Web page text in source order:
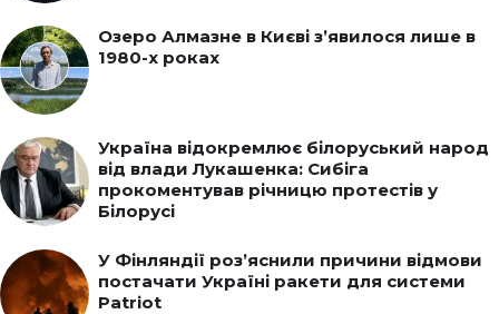
Озеро Алмазне в Києві з’явилося лише в
1980-х роках
Україна відокремлює білоруський народ
від влади Лукашенка: Сибіга
прокоментував річницю протестів у
Білорусі
У Фінляндії роз’яснили причини відмови
постачати Україні ракети для системи
Patriot